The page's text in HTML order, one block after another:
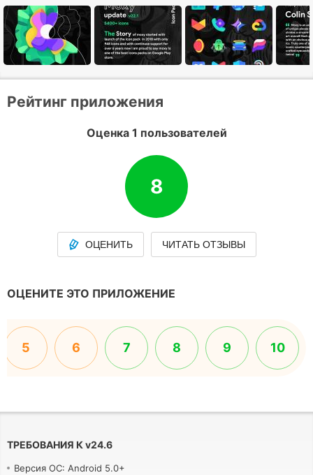
Рейтинг приложения
Оценка 1 пользователей
8
ОЦЕНИТЬ ЧИТАТЬ ОТЗЫВЫ
ОЦЕНИТЕ ЭТО ПРИЛОЖЕНИЕ
5 6 7 8 9 10
ТРЕБОВАНИЯ К v24.6
Версия ОС: Android 5.0+